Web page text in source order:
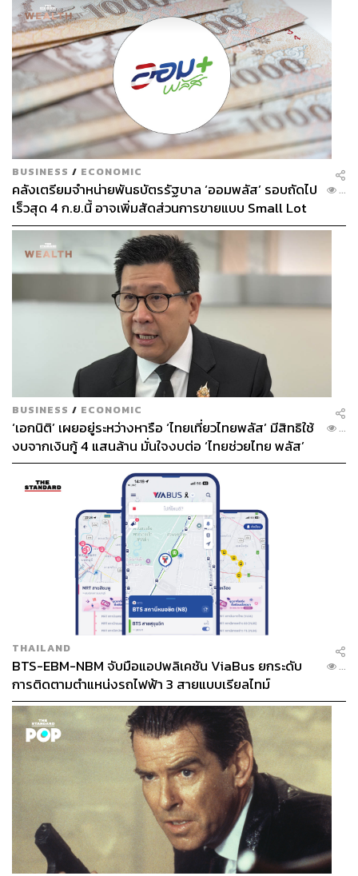
BUSINESS / ECONOMIC
คลังเตรียมจำหน่ายพันธบัตรรัฐบาล ‘ออมพลัส’ รอบถัดไป
เร็วสุด 4 ก.ย.นี้ อาจเพิ่มสัดส่วนการขายแบบ Small Lot
First มากขึ้น
...
BUSINESS / ECONOMIC
‘เอกนิติ’ เผยอยู่ระหว่างหารือ ‘ไทยเที่ยวไทยพลัส’ มีสิทธิใช้
งบจากเงินกู้ 4 แสนล้าน มั่นใจงบต่อ ‘ไทยช่วยไทย พลัส’
เฟส 2 มีเพียงพอ
...
THAILAND
BTS-EBM-NBM จับมือแอปพลิเคชัน ViaBus ยกระดับ
การติดตามตำแหน่งรถไฟฟ้า 3 สายแบบเรียลไทม์
...